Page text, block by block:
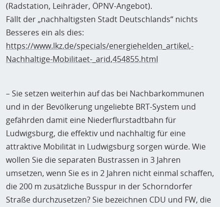
(Radstation, Leihräder, ÖPNV-Angebot).
Fällt der „nachhaltigsten Stadt Deutschlands“ nichts
Besseres ein als dies:
https://www.lkz.de/specials/energiehelden_artikel,-
Nachhaltige-Mobilitaet-_arid,454855.html
– Sie setzen weiterhin auf das bei Nachbarkommunen
und in der Bevölkerung ungeliebte BRT-System und
gefährden damit eine Niederflurstadtbahn für
Ludwigsburg, die effektiv und nachhaltig für eine
attraktive Mobilität in Ludwigsburg sorgen würde. Wie
wollen Sie die separaten Bustrassen in 3 Jahren
umsetzen, wenn Sie es in 2 Jahren nicht einmal schaffen,
die 200 m zusätzliche Busspur in der Schorndorfer
Straße durchzusetzen? Sie bezeichnen CDU und FW, die